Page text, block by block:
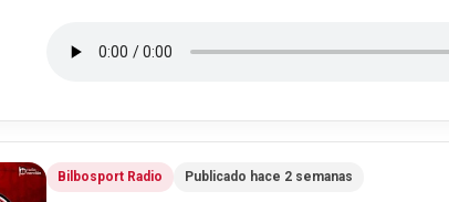
Bilbosport Radio Publicado hace 2 semanas